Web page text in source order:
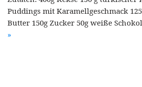
Puddings mit Karamellgeschmack
Butter 150g Zucker 50g weiße
»